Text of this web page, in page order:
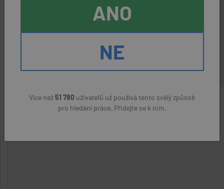
Karki s.r.o.(přes úřad práce)
ANO
NE
Více než51 780uživatelů už používá tento svělý způsob
pro hledání práce. Přidejte se k nim.